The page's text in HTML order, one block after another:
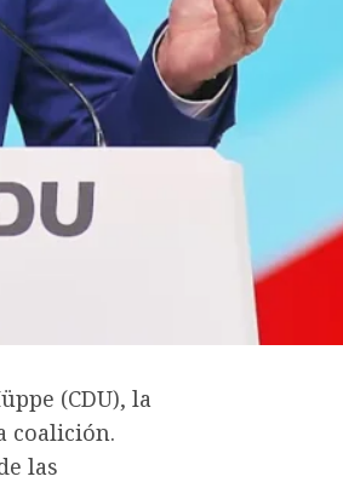
(CDU), la
coalición.
las